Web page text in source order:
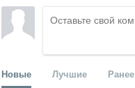
Новые Лучшие Ранее